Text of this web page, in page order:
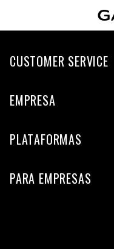
CUSTOMER SERVICE
EMPRESA
PLATAFORMAS
PARA EMPRESAS